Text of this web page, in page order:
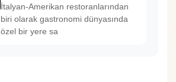
İtalyan-Amerikan restoranlarından
biri olarak gastronomi dünyasında
özel bir yere sa